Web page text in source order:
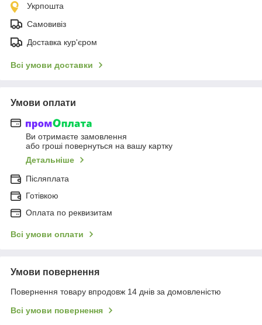
Укрпошта
Самовивіз
Доставка кур'єром
Всі умови доставки
Умови оплати
Ви отримаєте замовлення
або гроші повернуться на вашу картку
Детальніше
Післяплата
Готівкою
Оплата по реквизитам
Всі умови оплати
Умови повернення
Повернення товару впродовж 14 днів за домовленістю
Всі умови повернення